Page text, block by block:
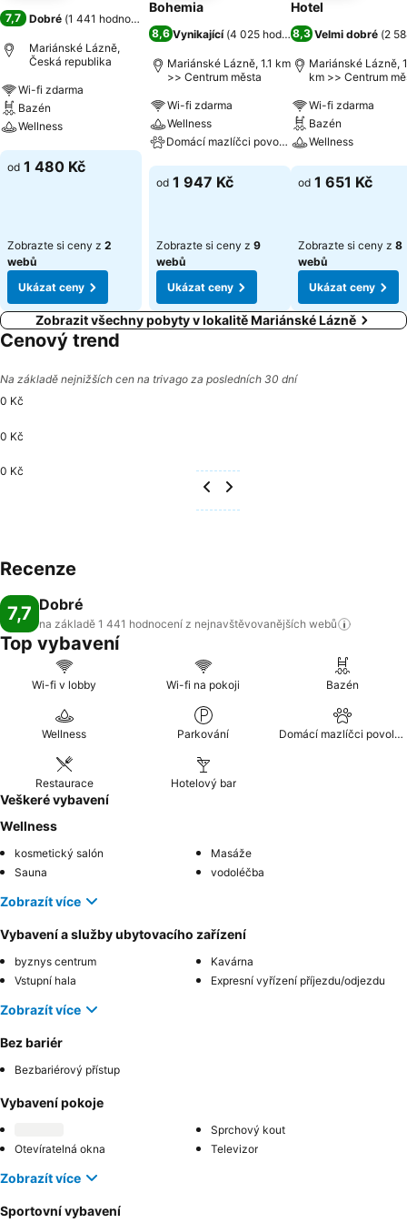
7,7 Dobré (1 441 hodnocení
Mariánské Lázně,
Česká republika
Wi-fi zdarma
Bazén
Wellness
Ukázat ceny
od 1 480 Kč
Zobrazte si ceny z 2
webů
Ukázat ceny
Bohemia
8,6 Vynikající (4 025 hodnocení)
Mariánské Lázně, 1.1 km
>> Centrum města
Wi-fi zdarma
Wellness
Domácí mazlíčci povoleni
Ukázat ceny
od 1 947 Kč
Zobrazte si ceny z 9
webů
Ukázat ceny
Hotel
8,3 Velmi dobré (2
Mariánské Lázně,
km >> Centrum
Wi-fi zdarma
Bazén
Wellness
Ukázat ceny
od 1 651 Kč
Zobrazte si ceny z 8
webů
Ukázat ceny
Zobrazit všechny pobyty v lokalitě Mariánské Lázně
Cenový trend
Na základě nejnižších cen na trivago za posledních 30 dní
0 Kč
0 Kč
0 Kč
Recenze
7,7 Dobré
na základě 1 441 hodnocení z nejnavštěvovanějších webů
Top vybavení
Wi-fi v lobby Wi-fi na pokoji Bazén
Wellness Parkování Domácí mazlíčci povoleni
Restaurace Hotelový bar
Veškeré vybavení
Wellness
kosmetický salón
Masáže
Sauna
vodoléčba
Zobrazít více
Vybavení a služby ubytovacího zařízení
byznys centrum
Kavárna
Vstupní hala
Expresní vyřízení příjezdu/odjezdu
Zobrazít více
Bez bariér
Bezbariérový přístup
Vybavení pokoje
Sprchový kout
Otevíratelná okna
Televizor
Zobrazít více
Sportovní vybavení